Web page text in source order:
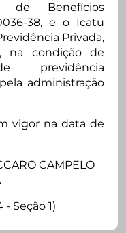
de Benefícios
38, e o Icatu
Privada,
na condição de
previdência
administração
vigor na data de
CAMPELO
- Seção 1)